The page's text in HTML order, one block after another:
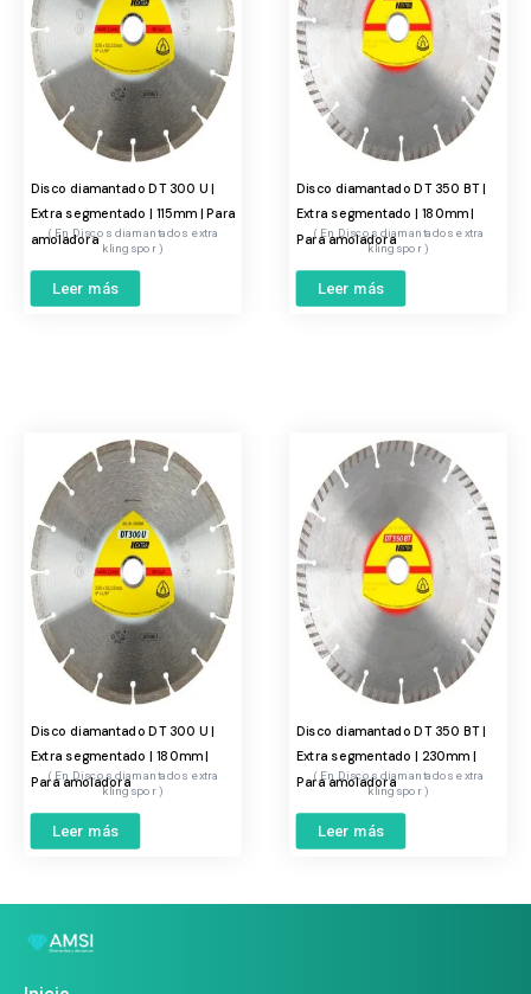
Disco diamantado DT 300 U |
Extra segmentado | 115mm | Para
amoladoraDiscos diamantados extra
klingspor
Leer más
Disco diamantado DT 350 BT |
Extra segmentado | 180mm |
Para amoladora
Discos diamantados extra
klingspor
Leer más
Disco diamantado DT 300 U |
Extra segmentado | 180mm |
Para amoladora
Discos diamantados extra
klingspor
Leer más
Disco diamantado DT 350 BT |
Extra segmentado | 230mm |
Para amoladora
Discos diamantados extra
klingspor
Leer más